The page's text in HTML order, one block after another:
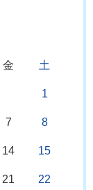
金 土
1
7 8
14 15
21 22